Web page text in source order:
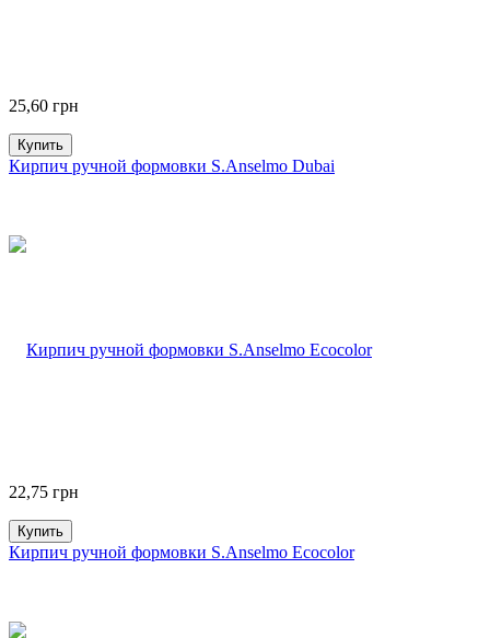
25,60 грн
Купить
Кирпич ручной формовки S.Anselmo Dubai
22,75 грн
Купить
Кирпич ручной формовки S.Anselmo Ecocolor